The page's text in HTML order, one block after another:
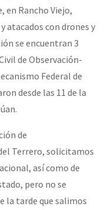
en Rancho Viejo,
atacados con drones y
se encuentran 3
de Observación-
Federal de
desde las 11 de la
de
Terrero, solicitamos
así como de
pero no se
la tarde que salimos